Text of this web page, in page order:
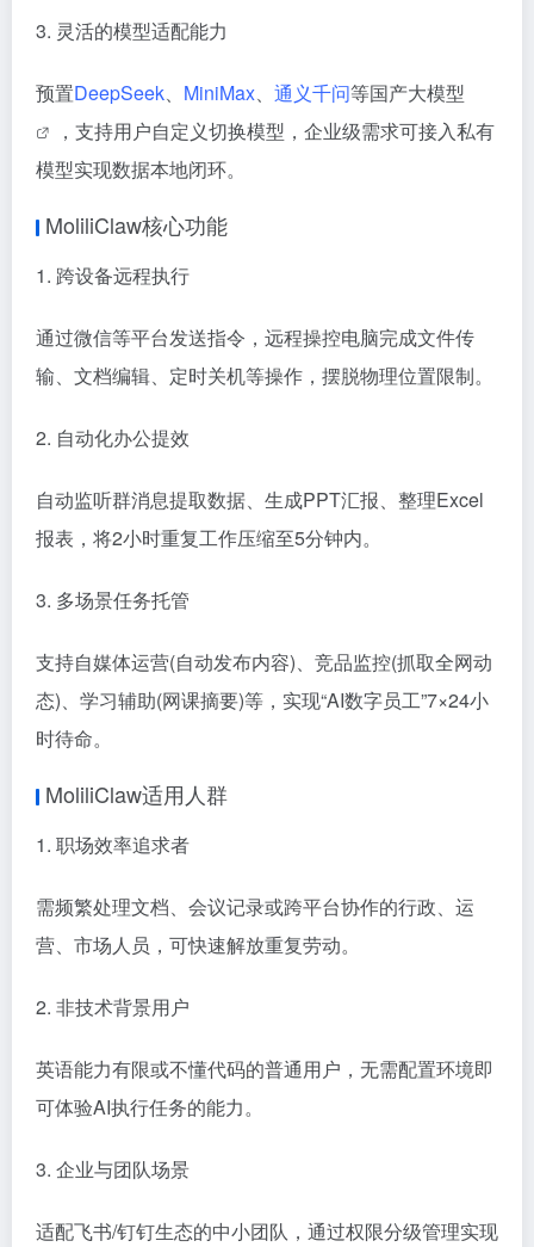
3. 灵活的模型适配能力
预置DeepSeek、 MiniMax、 通义千问等国产大模型
，支持用户自定义切换模型，企业级需求可接入私有
模型实现数据本地闭环。
MoliliClaw核心功能
1. 跨设备远程执行
通过微信等平台发送指令，远程操控电脑完成文件传
输、文档编辑、定时关机等操作，摆脱物理位置限制。
2. 自动化办公提效
自动监听群消息提取数据、生成PPT汇报、整理Excel
报表，将2小时重复工作压缩至5分钟内。
3. 多场景任务托管
支持自媒体运营(自动发布内容)、竞品监控(抓取全网动
态)、学习辅助(网课摘要)等，实现“AI数字员工”7×24小
时待命。
MoliliClaw适用人群
1. 职场效率追求者
需频繁处理文档、会议记录或跨平台协作的行政、运
营、市场人员，可快速解放重复劳动。
2. 非技术背景用户
英语能力有限或不懂代码的普通用户，无需配置环境即
可体验AI执行任务的能力。
3. 企业与团队场景
适配飞书/钉钉生态的中小团队，通过权限分级管理实现